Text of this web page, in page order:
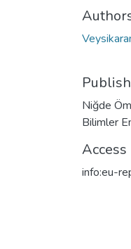
Niğde
Bilimler
info:eu-